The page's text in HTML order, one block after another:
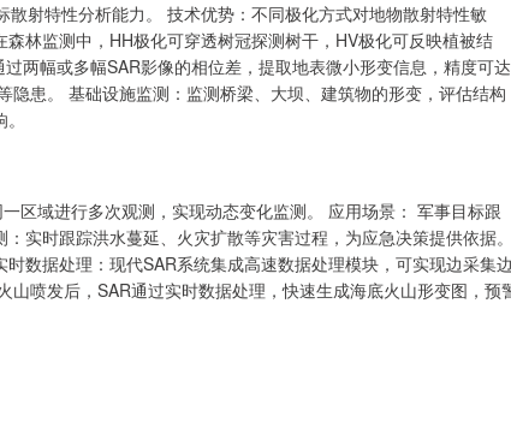
射特性分析能力。 技术优势：不同极化方式对地物散射特性敏
林监测中，HH极化可穿透树冠探测树干，HV极化可反映植被结
两幅或多幅SAR影像的相位差，提取地表微小形变信息，精度可达
患。 基础设施监测：监测桥梁、大坝、建筑物的形变，评估结构
区域进行多次观测，实现动态变化监测。 应用场景： 军事目标跟
实时跟踪洪水蔓延、火灾扩散等灾害过程，为应急决策提供依据
数据处理：现代SAR系统集成高速数据处理模块，可实现边采集
喷发后，SAR通过实时数据处理，快速生成海底火山形变图，预